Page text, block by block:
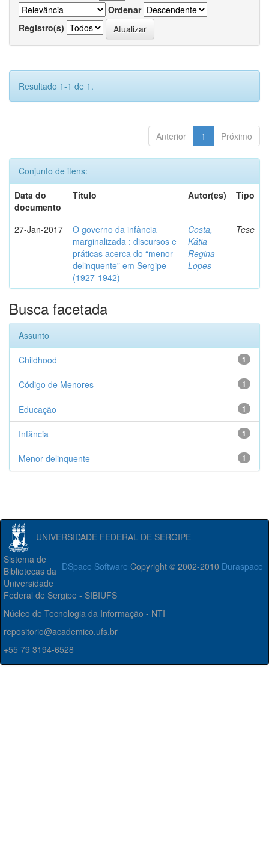
Ordenar
Registro(s)
Resultado 1-1 de 1.
Anterior 1 Próximo
Conjunto de itens:
Data do
documento
Título Autor(es) Tipo
27-Jan-2017
O governo da infância
marginalizada : discursos e
práticas acerca do “menor
delinquente” em Sergipe
(1927-1942)
Costa,
Kátia
Regina
Lopes
Tese
Busca facetada
Assunto
1
Childhood
1
Código de Menores
1
Educação
1
Infância
1
Menor delinquente
UNIVERSIDADE FEDERAL DE SERGIPE
DSpace Software Copyright © 2002-2010 Duraspace
Sistema de
Bibliotecas da
Universidade
Federal de Sergipe - SIBIUFS
Núcleo de Tecnologia da Informação - NTI
repositorio@academico.ufs.br
+55 79 3194-6528